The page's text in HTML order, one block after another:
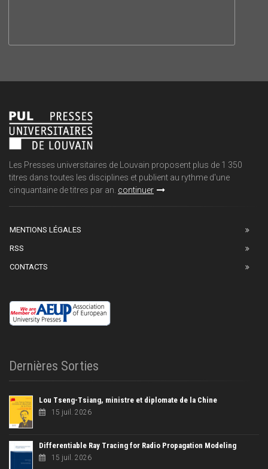
Les Presses universitaires de Louvain proposent plus de 1 350
titres dans toutes les disciplines et publient au rythme d'une
cinquantaine de titres par an. continuer
MENTIONS LÉGALES
RSS
CONTACTS
Dernières Sorties
Lou Tseng-Tsiang, ministre et diplomate de la Chine
15 juil. 2026
Differentiable Ray Tracing for Radio Propagation Modeling
15 juil. 2026